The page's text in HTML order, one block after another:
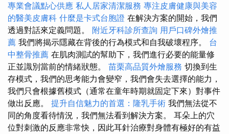
專業會議點心供應 私人居家清潔服務 專注皮膚健康與美容
的醫美皮膚科 什麼是卡式台胞證 在解決方案的開始，我們
透過對話來定義問題。 附近牙科診所查詢 用戶口碑外燴推
薦 我們將揭示隱藏在背後的行為模式和自我破壞程序。 台
中整骨推薦 在肌肉測試的幫助下，我們進行必要的能量修
正並識別當前的情緒狀態。 苗栗高品質外燴服務 切換到生
存模式，我們的思考能力會變窄，我們會失去選擇的能力，
我們只會根據舊模式（通常在童年時期就固定下來）對事件
做出反應。 提升自信魅力的首選：隆乳手術 我們無法從不
同的角度看待情況，我們無法看到解決方案。 耳朵上的穴
位對刺激的反應非常快，因此耳針治療對身體有極好的有益